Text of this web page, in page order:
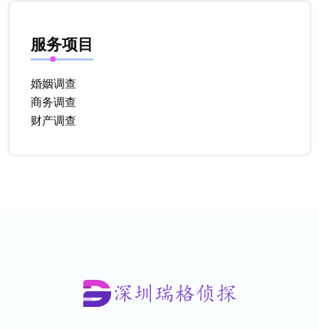
服务项目
婚姻调查
商务调查
财产调查